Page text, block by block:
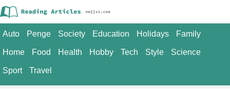
Auto Penge Society Education Holidays Family
Home Food Health Hobby Tech Style Science
Sport Travel